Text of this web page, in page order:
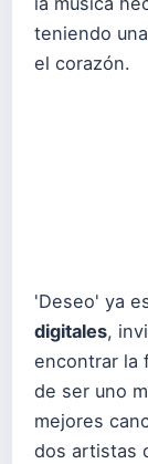
teniendo
el corazón.
'Deseo' ya
digitales,
encontrar la
de ser uno
mejores
dos artistas